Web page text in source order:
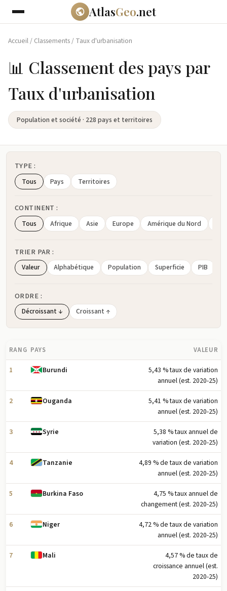
AtlasGeo.net
Accueil/ Classements/ Taux d'urbanisation
📊 Classement des pays par
Taux d'urbanisation
Population et société · 228 pays et territoires
TYPE :
Tous Pays Territoires
CONTINENT :
Tous Afrique Asie Europe Amérique du Nord
TRIER PAR :
Valeur Alphabétique Population Superficie PIB
ORDRE :
Décroissant ↓ Croissant ↑
RANG PAYS VALEUR
1 Burundi
5,43 % taux de variation
annuel (est. 2020-25)
2 Ouganda
5,41 % taux de variation
annuel (est. 2020-25)
3 Syrie
5,38 % taux annuel de
variation (est. 2020-25)
4 Tanzanie
4,89 % de taux de variation
annuel (est. 2020-25)
5 Burkina Faso
4,75 % taux annuel de
changement (est. 2020-25)
6 Niger
4,72 % de taux de variation
annuel (est. 2020-25)
7 Mali
4,57 % de taux de
croissance annuel (est.
2020-25)